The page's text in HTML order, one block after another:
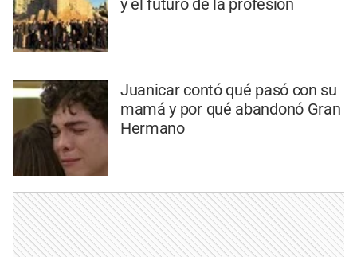
y el futuro de la profesión
Juanicar contó qué pasó con su
mamá y por qué abandonó Gran
Hermano